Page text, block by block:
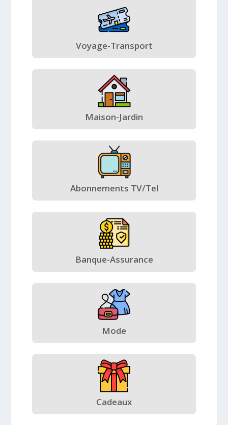
Voyage-Transport
Maison-Jardin
Abonnements TV/Tel
Banque-Assurance
Mode
Cadeaux